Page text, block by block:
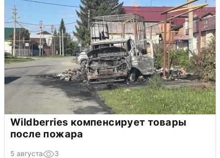
Wildberries компенсирует товары
после пожара
5 августа 3